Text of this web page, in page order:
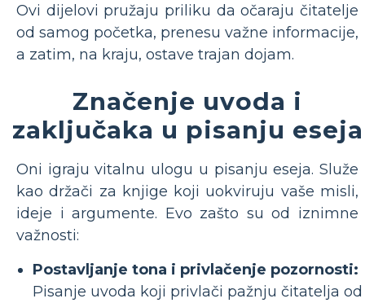
Ovi dijelovi pružaju priliku da očaraju čitatelje
od samog početka, prenesu važne informacije,
a zatim, na kraju, ostave trajan dojam.
Značenje uvoda i
zaključaka u pisanju eseja
Oni igraju vitalnu ulogu u pisanju eseja. Služe
kao držači za knjige koji uokviruju vaše misli,
ideje i argumente. Evo zašto su od iznimne
važnosti:
Postavljanje tona i privlačenje pozornosti:
Pisanje uvoda koji privlači pažnju čitatelja od